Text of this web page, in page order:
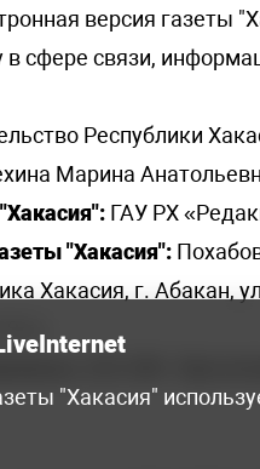
версия газеты
сфере связи,
Республики
Марина
ГАУ РХ
"Хакасия":
Хакасия, г. Абакан,
"Хакасия"